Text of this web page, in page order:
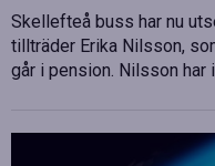
Skellefteå buss har nu
tillträder Erika Nilsson,
går i pension. Nilsson